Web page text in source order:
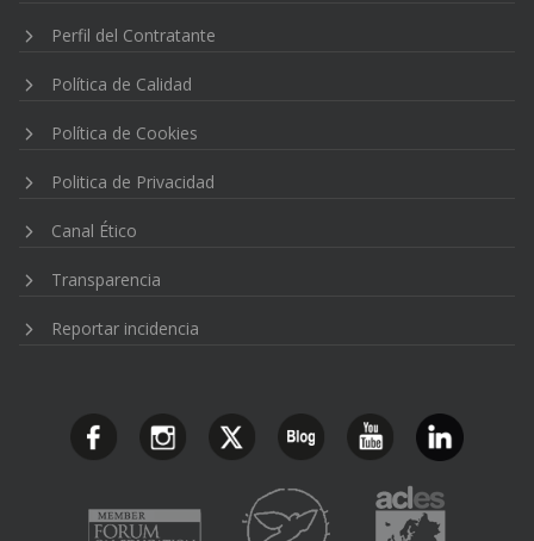
Perfil del Contratante
Política de Calidad
Política de Cookies
Politica de Privacidad
Canal Ético
Transparencia
Reportar incidencia